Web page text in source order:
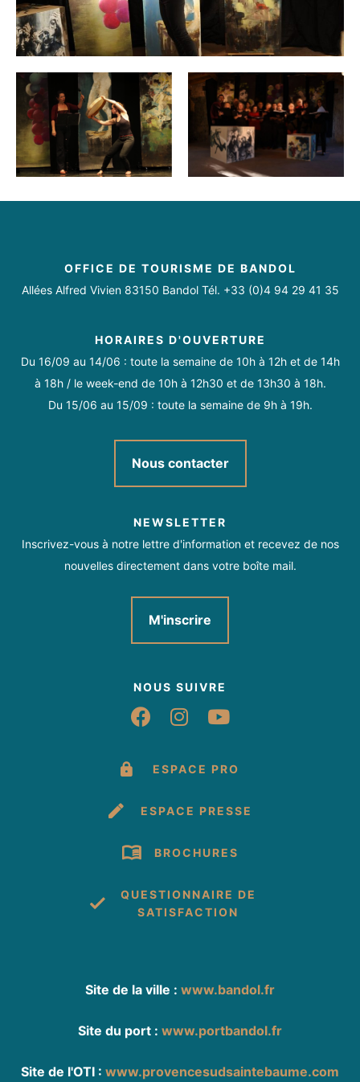
OFFICE DE TOURISME DE BANDOL
Allées Alfred Vivien 83150 Bandol Tél. +33 (0)4 94 29 41 35
HORAIRES D'OUVERTURE
Du 16/09 au 14/06 : toute la semaine de 10h à 12h et de 14h
à 18h / le week-end de 10h à 12h30 et de 13h30 à 18h.
Du 15/06 au 15/09 : toute la semaine de 9h à 19h.
Nous contacter
NEWSLETTER
Inscrivez-vous à notre lettre d'information et recevez de nos
nouvelles directement dans votre boîte mail.
M'inscrire
NOUS SUIVRE
Suivez-nous sur
Suivez-nous sur
Suivez-nous
ESPACE PRO
ESPACE PRESSE
BROCHURES
QUESTIONNAIRE DE
SATISFACTION
Site de la ville : www.bandol.fr
Site du port : www.portbandol.fr
Site de l'OTI : www.provencesudsaintebaume.com